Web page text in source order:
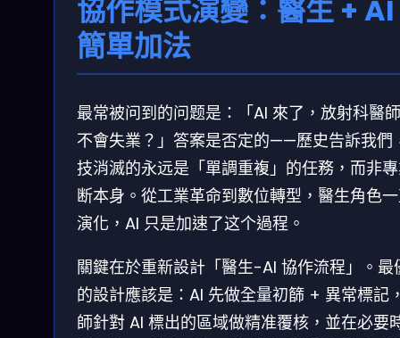
協作模式演變：醫生 +
簡單加法
最常被问到的问题是：「AI 來了，放射科醫
不會失業？」答案是否定的——歷史告訴我們
技消滅的永远是「單調重複」的任務，而非
断本身。從工業革命到數位轉型，醫生角色
演化，AI 只是加速了这个過程。
關鍵在於重新設計「醫生-AI 協作流程」。最
的設計應該是：AI 先做全量初篩 + 異常標記
師針對 AI 標出的區域做精准覆核，並在必要